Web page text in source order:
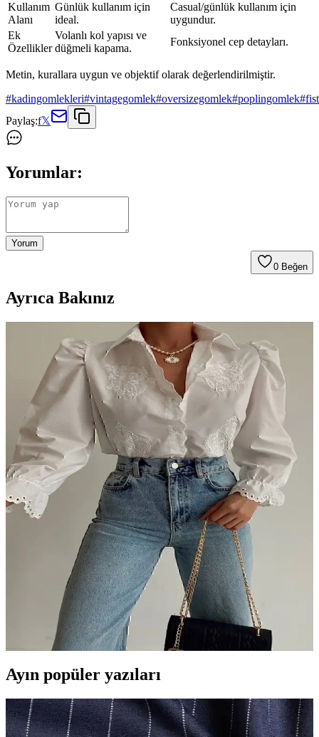
Kullanım
Alanı
Günlük kullanım için
ideal.
Casual/günlük kullanım için
uygundur.
Ek
Özellikler
Volanlı kol yapısı ve
düğmeli kapama.
Fonksiyonel cep detayları.
Metin, kurallara uygun ve objektif olarak değerlendirilmiştir.
#kadingomlekleri#vintagegomlek#oversizegomlek#poplingomlek#
Paylaş:f𝕏
Yorumlar:
Yorum
0 Beğen
Ayrıca Bakınız
Benesse ve Madmext oduncu gömlekleri
karşılaştırması: özellikler, kullanıcı yorumları ve
seçim ipuçları
İki oduncu gömleklerinin kumaş, tasarım ve kullanıcı memnuniyeti
açısından detaylı karşılaştırmasıyla, doğru seçim yapmanıza
yardımcı olacak bilgiler burada.
Zara Kadın Keten Gömlekleri: Yaz Ayları İçin Şık
ve Rahat Seçenekler
Zara'nın kadın keten gömlek koleksiyonu, hafif, nefes alabilir ve çok
yönlü tasarımlarıyla yaz aylarında şıklık ve rahatlığı sunar. Farklı
kesimler ve renk seçenekleriyle her tarza uygun alternatifler
Kadın Gömlekleri Karşılaştırması: Vintage Fisto
Detaylı ve Oversize Poplin Modelleri
İki popüler kadın gömleği olan vintage ve oversize modellerinin
özellikleri, kullanım alanları ve kullanıcı yorumlarıyla detaylı
karşılaştırması yapıldı.
Ayın popüler yazıları